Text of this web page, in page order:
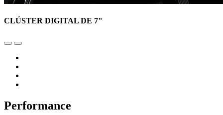
CLÚSTER DIGITAL DE 7"
Performance